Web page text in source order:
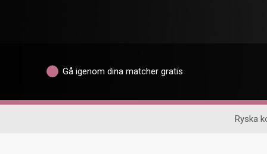
Gå igenom dina matcher gratis
Ryska